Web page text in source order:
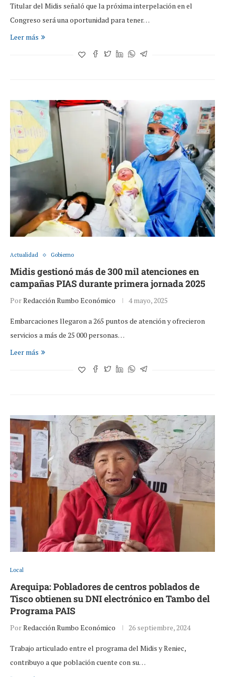
Titular del Midis señaló que la próxima interpelación en el
Congreso será una oportunidad para tener…
Leer más
Actualidad Gobierno
Midis gestionó más de 300 mil atenciones en
campañas PIAS durante primera jornada 2025
PorRedacción Rumbo Económico 4 mayo, 2025
Embarcaciones llegaron a 265 puntos de atención y ofrecieron
servicios a más de 25 000 personas…
Leer más
Local
Arequipa: Pobladores de centros poblados de
Tisco obtienen su DNI electrónico en Tambo del
Programa PAIS
PorRedacción Rumbo Económico 26 septiembre, 2024
Trabajo articulado entre el programa del Midis y Reniec,
contribuyo a que población cuente con su…